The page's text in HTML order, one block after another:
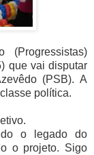
(Progressistas)
que vai disputar
(PSB). A
política.
o legado do
o projeto. Sigo